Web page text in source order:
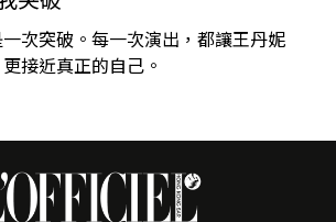
次突破。每一次演出，都讓王丹妮
接近真正的自己。